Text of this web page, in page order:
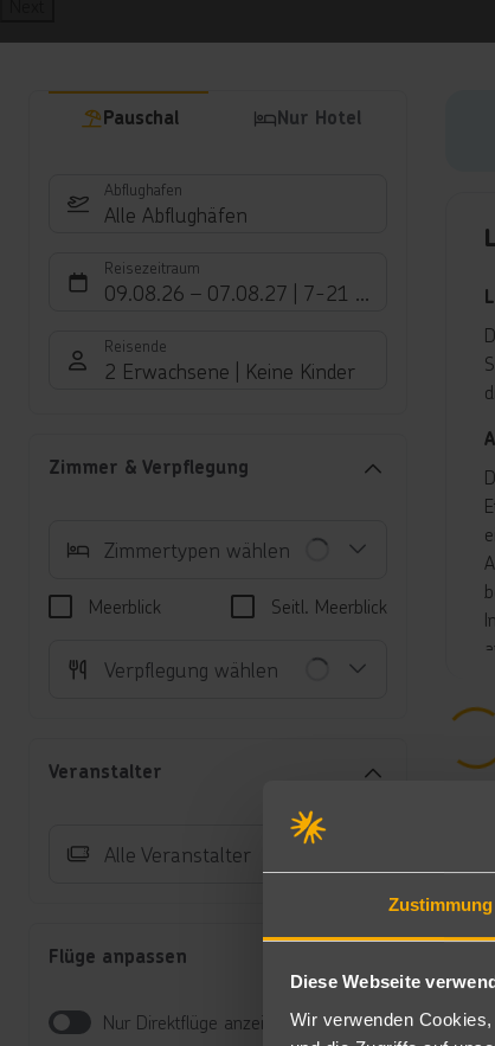
Zustimmung
Diese Webseite
Wir verwenden
Pauschal Nur Hotel
Abflughafen
Alle Abflughäfen
Reisezeitraum
09.08.26 – 07.08.27 7-21 Nächte
Reisende
2 Erwachsene Keine Kinder
Zimmer & Verpflegung
Zimmertypen wählen
Meerblick Seitl. Meerblick
Verpflegung wählen
Veranstalter
Alle Veranstalter
Flüge anpassen
Nur Direktflüge anzeigen